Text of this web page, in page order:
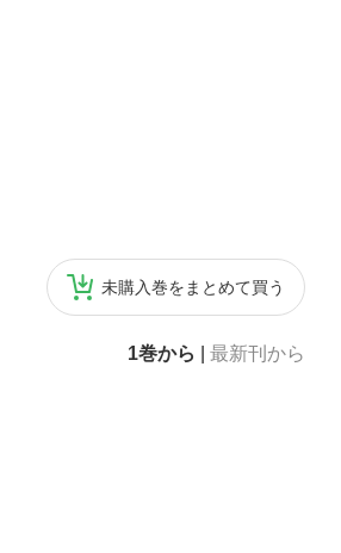
未購入巻をまとめて買う
1巻から 最新刊から